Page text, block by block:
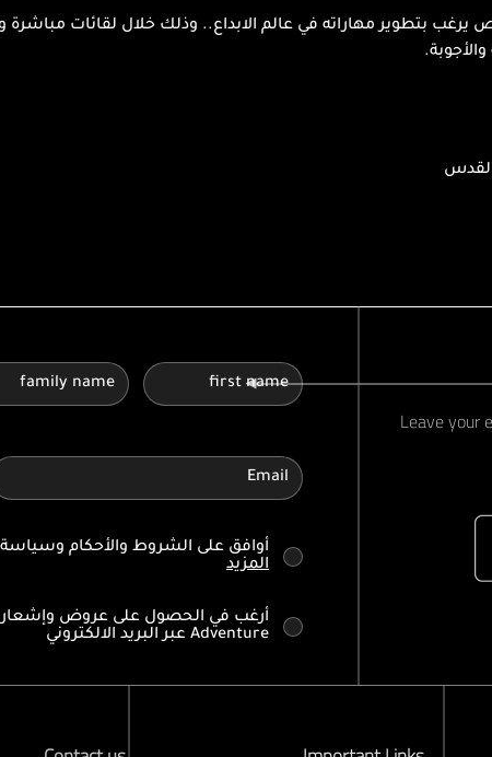
بتطوير مهاراته في عالم الابداع.. وذلك خلال لقائات مباشرة
Leave your
أوافق على الشروط والأحكام
المزيد
Adventure عبر البريد الالكتروني